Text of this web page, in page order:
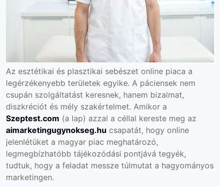
Az esztétikai és plasztikai sebészet online piaca a
legérzékenyebb területek egyike. A páciensek nem
csupán szolgáltatást keresnek, hanem bizalmat,
diszkréciót és mély szakértelmet. Amikor a
Szeptest.com (a lap) azzal a céllal kereste meg az
aimarketingugynokseg.hu csapatát, hogy online
jelenlétüket a magyar piac meghatározó,
legmegbízhatóbb tájékozódási pontjává tegyék,
tudtuk, hogy a feladat messze túlmutat a hagyományos
marketingen.